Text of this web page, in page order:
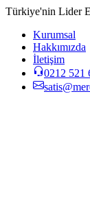
Türkiye'nin Lider
Kurumsal
Hakkımızda
İletişim
0212 521